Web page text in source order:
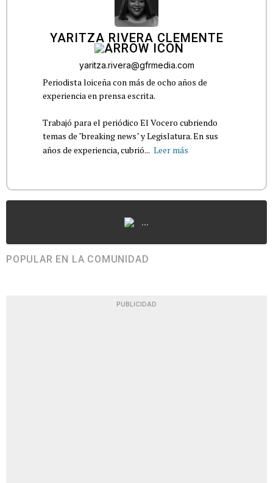
YARITZA RIVERA CLEMENTE
yaritza.rivera@gfrmedia.com
Periodista loiceña con más de ocho años de
experiencia en prensa escrita.
Trabajó para el periódico El Vocero cubriendo
temas de "breaking news" y Legislatura. En sus
años de experiencia, cubrió... Leer más
...
POPULAR EN LA COMUNIDAD
PUBLICIDAD